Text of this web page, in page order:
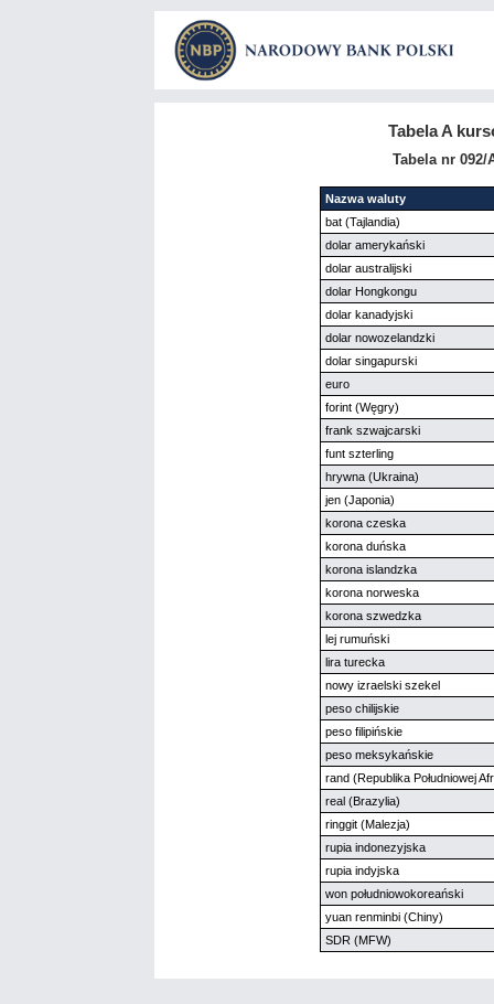
Tabela A
Tabela nr 092/
Nazwa waluty
bat (Tajlandia)
dolar amerykański
dolar australijski
dolar Hongkongu
dolar kanadyjski
dolar nowozelandzki
dolar singapurski
euro
forint (Węgry)
frank szwajcarski
funt szterling
hrywna (Ukraina)
jen (Japonia)
korona czeska
korona duńska
korona islandzka
korona norweska
korona szwedzka
lej rumuński
lira turecka
nowy izraelski szekel
peso chilijskie
peso filipińskie
peso meksykańskie
rand (Republika Południowej
real (Brazylia)
ringgit (Malezja)
rupia indonezyjska
rupia indyjska
won południowokoreański
yuan renminbi (Chiny)
SDR (MFW)